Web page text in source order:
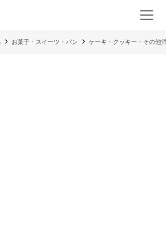
お菓子・スイーツ・パン ケーキ・クッキー・その他